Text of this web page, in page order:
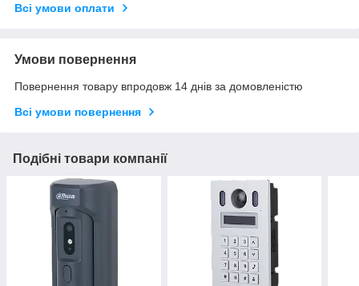
Всі умови оплати
Умови повернення
Повернення товару впродовж 14 днів за домовленістю
Всі умови повернення
Подібні товари компанії